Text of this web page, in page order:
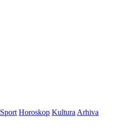
Sport Horoskop Kultura Arhiva